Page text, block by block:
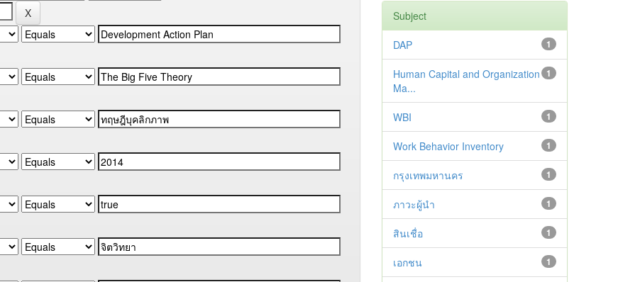
Subject
1
DAP
1
Human Capital and Organization
Ma...
1
WBI
1
Work Behavior Inventory
1
กรุงเทพมหานคร
1
ภาวะผู้นำ
1
สินเชื่อ
1
เอกชน